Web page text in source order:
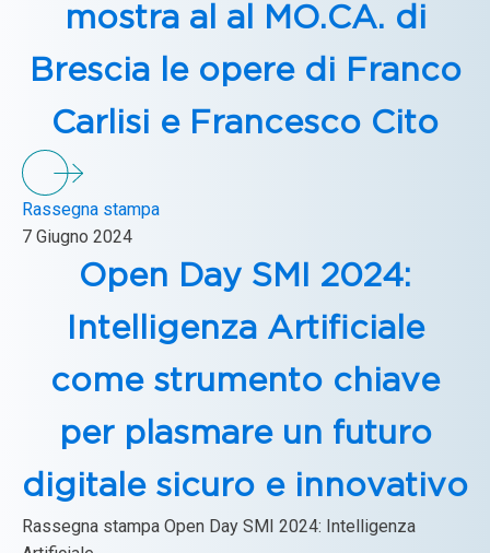
mostra al al MO.CA. di
Brescia le opere di Franco
Carlisi e Francesco Cito
Rassegna stampa
7 Giugno 2024
Open Day SMI 2024:
Intelligenza Artificiale
come strumento chiave
per plasmare un futuro
digitale sicuro e innovativo
Rassegna stampa Open Day SMI 2024: Intelligenza